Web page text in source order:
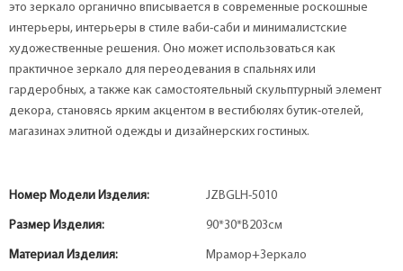
это зеркало органично вписывается в современные роскошные
интерьеры, интерьеры в стиле ваби-саби и минималистские
художественные решения. Оно может использоваться как
практичное зеркало для переодевания в спальнях или
гардеробных, а также как самостоятельный скульптурный элемент
декора, становясь ярким акцентом в вестибюлях бутик-отелей,
магазинах элитной одежды и дизайнерских гостиных.
Номер Модели Изделия: JZBGLH-5010
Размер Изделия: 90*30*В203см
Материал Изделия: Мрамор+Зеркало